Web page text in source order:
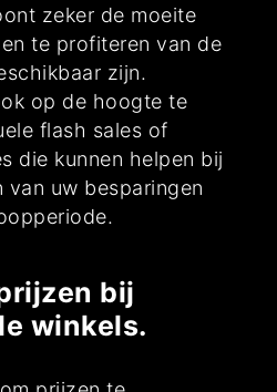
zeker de moeite
te profiteren van de
zijn.
op de hoogte te
flash sales of
die kunnen helpen bij
van uw besparingen
bij
winkels.